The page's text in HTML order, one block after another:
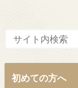
初めての方へ